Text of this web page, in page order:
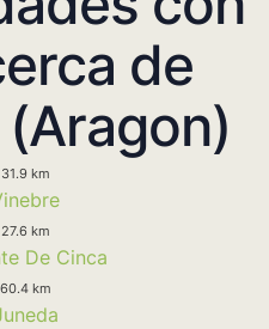
de
31.9 km
27.6 km
De Cinca
60.4 km